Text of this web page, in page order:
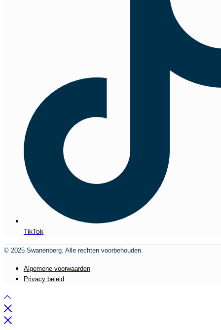
TikTok
© 2025 Swanenberg. Alle rechten voorbehouden.
Algemene voorwaarden
Privacy beleid